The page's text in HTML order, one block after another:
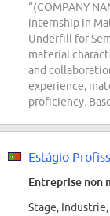
“(COMPANY
internship in
Underfill for
material
and
experience,
proficiency.
Estágio
Entreprise non
Stage,